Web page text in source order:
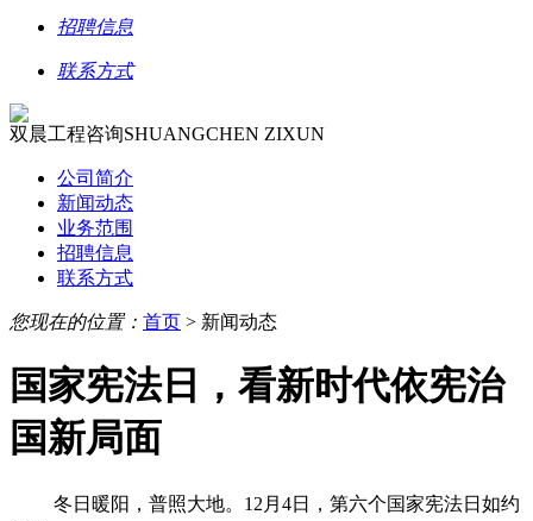
招聘信息
联系方式
双晨工程咨询SHUANGCHEN ZIXUN
公司简介
新闻动态
业务范围
招聘信息
联系方式
您现在的位置： 首页 > 新闻动态
国家宪法日，看新时代依宪治
国新局面
冬日暖阳，普照大地。12月4日，第六个国家宪法日如约